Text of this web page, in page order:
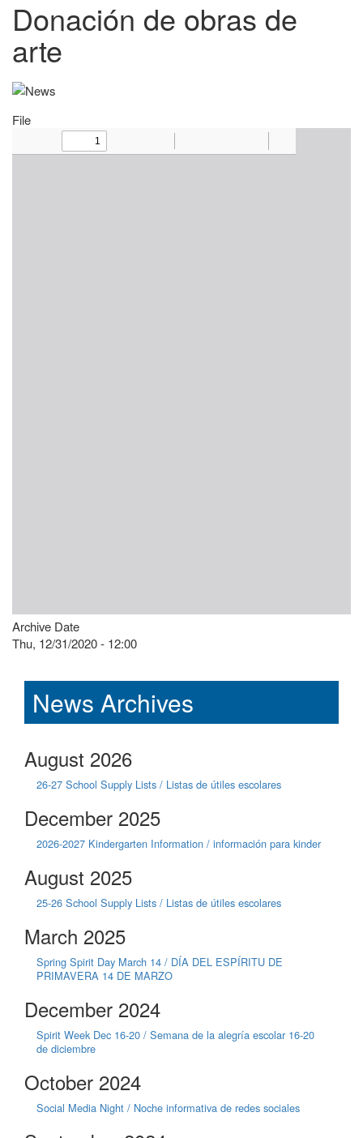
Donación de obras de
arte
File
Archive Date
Thu, 12/31/2020 - 12:00
News Archives
August 2026
26-27 School Supply Lists / Listas de útiles escolares
December 2025
2026-2027 Kindergarten Information / información para kinder
August 2025
25-26 School Supply Lists / Listas de útiles escolares
March 2025
Spring Spirit Day March 14 / DÍA DEL ESPÍRITU DE
PRIMAVERA 14 DE MARZO
December 2024
Spirit Week Dec 16-20 / Semana de la alegría escolar 16-20
de diciembre
October 2024
Social Media Night / Noche informativa de redes sociales